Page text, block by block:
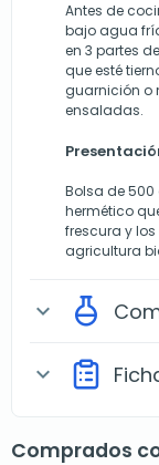
Antes de
bajo agua
en 3 partes
que esté
guarnición o
ensaladas.
Bolsa de
hermético
frescura y
agricultura
expand_more
expand_more
Comprados